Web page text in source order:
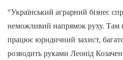
“Український аграрний бізнес
неможливий напрямок руху. Там
працює юридичний захист,
розводить руками Леонід